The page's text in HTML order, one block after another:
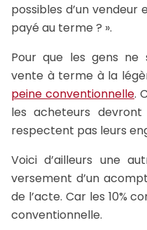
possibles d’un vendeur
payé au terme ? ».
Pour que les gens
vente à terme à la
peine conventionnelle.
les acheteurs
respectent pas leurs
Voici d’ailleurs une
versement d’un
de l’acte. Car les 10%
conventionnelle.